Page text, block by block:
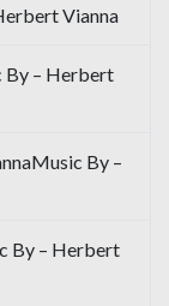
Vianna
By – Herbert
By –
By – Herbert